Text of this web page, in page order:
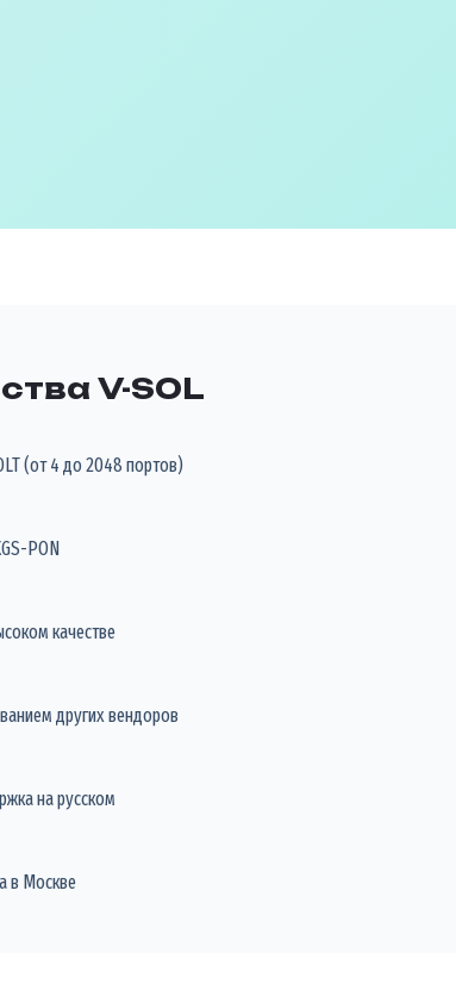
V-SOL
(от 4 до 2048 портов)
PON
качестве
других вендоров
на русском
в Москве